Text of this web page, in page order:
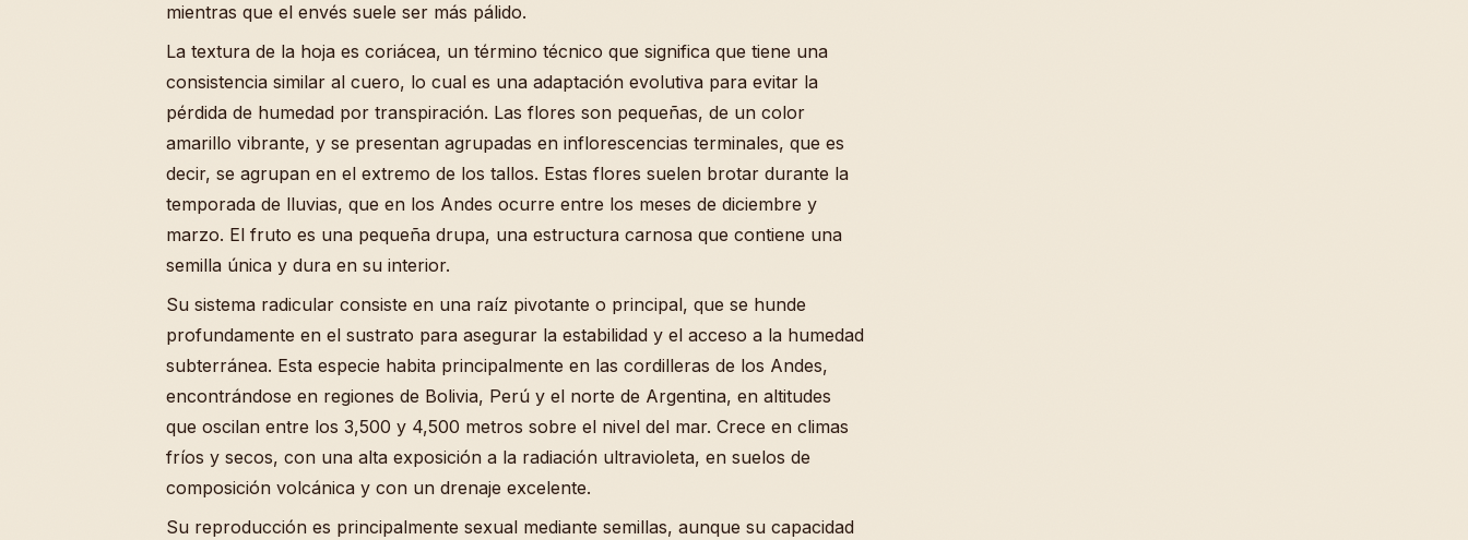
mientras que el envés suele ser más pálido.
La textura de la hoja es coriácea, un término técnico que significa que tiene una
consistencia similar al cuero, lo cual es una adaptación evolutiva para evitar la
pérdida de humedad por transpiración. Las flores son pequeñas, de un color
amarillo vibrante, y se presentan agrupadas en inflorescencias terminales, que es
decir, se agrupan en el extremo de los tallos. Estas flores suelen brotar durante la
temporada de lluvias, que en los Andes ocurre entre los meses de diciembre y
marzo. El fruto es una pequeña drupa, una estructura carnosa que contiene una
semilla única y dura en su interior.
Su sistema radicular consiste en una raíz pivotante o principal, que se hunde
profundamente en el sustrato para asegurar la estabilidad y el acceso a la humedad
subterránea. Esta especie habita principalmente en las cordilleras de los Andes,
encontrándose en regiones de Bolivia, Perú y el norte de Argentina, en altitudes
que oscilan entre los 3,500 y 4,500 metros sobre el nivel del mar. Crece en climas
fríos y secos, con una alta exposición a la radiación ultravioleta, en suelos de
composición volcánica y con un drenaje excelente.
Su reproducción es principalmente sexual mediante semillas, aunque su capacidad